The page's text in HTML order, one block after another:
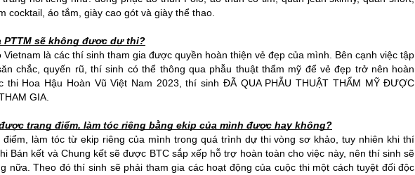
cocktail, áo tắm, giày cao gót và giày thể thao.
PTTM sẽ không được dự thi?
Vietnam là các thí sinh tham gia được quyền hoàn thiện vẻ đẹp của mình. Bên cạnh việc tập
chắc, quyến rũ, thí sinh có thể thông qua phẫu thuật thẩm mỹ để vẻ đẹp trở nên hoàn
thi Hoa Hậu Hoàn Vũ Việt Nam 2023, thí sinh ĐÃ QUA PHẪU THUẬT THẨM MỸ ĐƯỢC
GIA.
trang điểm, làm tóc riêng bằng ekip của mình được hay không?
làm tóc từ ekip riêng của mình trong quá trình dự thi vòng sơ khảo, tuy nhiên khi thí
Bán kết và Chung kết sẽ được BTC sắp xếp hỗ trợ hoàn toàn cho việc này, nên thí sinh sẽ
nữa. Theo đó thí sinh sẽ phải tham gia các hoạt động của cuộc thi một cách tuyệt đối độc